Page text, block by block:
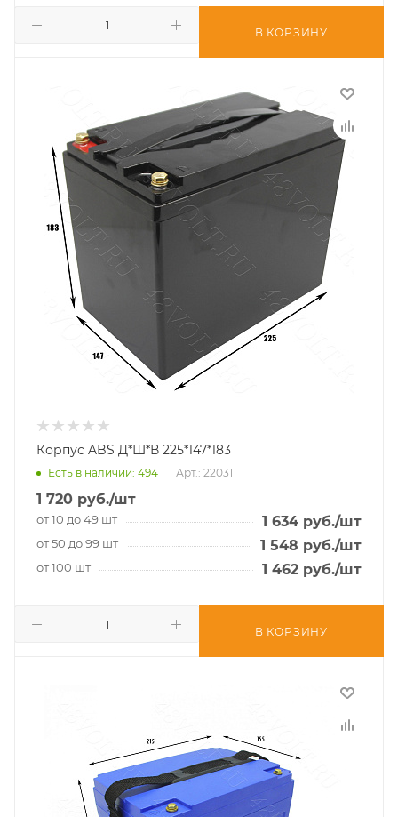
В КОРЗИНУ
Корпус ABS Д*Ш*В 225*147*183
Есть в наличии: 494 Арт.: 22031
1 720 руб./шт
от 10 до 49 шт 1 634 руб./шт
от 50 до 99 шт 1 548 руб./шт
от 100 шт 1 462 руб./шт
В КОРЗИНУ